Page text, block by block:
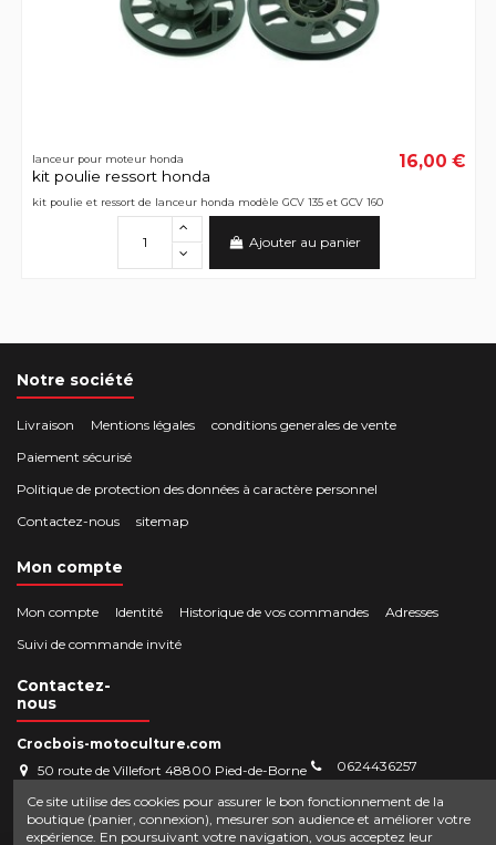
lanceur pour moteur honda
kit poulie ressort honda
16,00 €
kit poulie et ressort de lanceur honda modèle GCV 135 et GCV 160
Ajouter au panier
Notre société
Livraison Mentions légales
conditions generales de vente
Paiement sécurisé
Politique de protection des données à caractère personnel
Contactez-nous
sitemap
Mon compte
Mon compte Identité Historique de vos commandes
Adresses
Suivi de commande invité
Contactez-
nous
Crocbois-motoculture.com
50 route de Villefort 48800 Pied-de-Borne
0624436257
contact@crocbois-motoculture.com
Ce site utilise des cookies pour assurer le bon fonctionnement de la
boutique (panier, connexion), mesurer son audience et améliorer votre
expérience. En poursuivant votre navigation, vous acceptez leur